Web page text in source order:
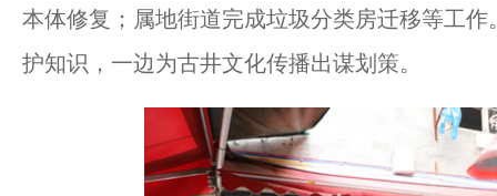
本体修复；属地街道完成垃圾分类房迁移等工
护知识，一边为古井文化传播出谋划策。